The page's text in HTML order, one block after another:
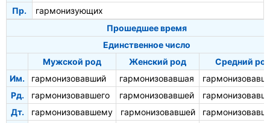
Пр.
гармонизующих
Прошедшее время
Единственное число
Мужской род
Женский род
Средний
Им.
гармонизовавший гармонизовавшая
Рд.
гармонизовавшего гармонизовавшей
Дт.
гармонизовавшему гармонизовавшей